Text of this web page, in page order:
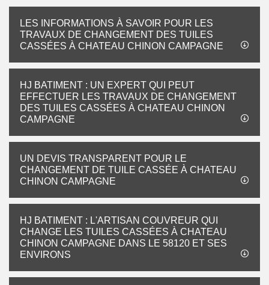
LES INFORMATIONS À SAVOIR POUR LES
TRAVAUX DE CHANGEMENT DES TUILES
CASSÉES À CHATEAU CHINON CAMPAGNE
HJ BATIMENT : UN EXPERT QUI PEUT
EFFECTUER LES TRAVAUX DE CHANGEMENT
DES TUILES CASSÉES À CHATEAU CHINON
CAMPAGNE
UN DEVIS TRANSPARENT POUR LE
CHANGEMENT DE TUILE CASSÉE À CHATEAU
CHINON CAMPAGNE
HJ BATIMENT : L'ARTISAN COUVREUR QUI
CHANGE LES TUILES CASSÉES À CHATEAU
CHINON CAMPAGNE DANS LE 58120 ET SES
ENVIRONS